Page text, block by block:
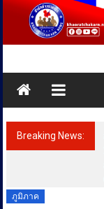
สำนัก
ข่าว
ราชการ
ทุกข์
ข้าง
Breaking News:
ภูมิภาค